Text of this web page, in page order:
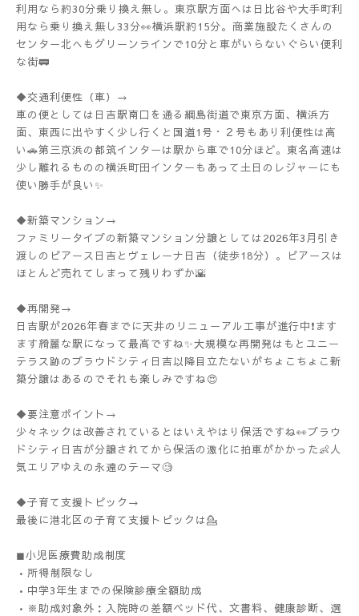
利用なら約30分乗り換え無し。東京駅方面へは日比谷や大手町利
用なら乗り換え無し33分👀横浜駅約15分。商業施設たくさんの
センター北へもグリーンラインで10分と車がいらないぐらい便利
な街🚃
◆交通利便性（車）→
車の便としては日吉駅南口を通る綱島街道で東京方面、横浜方
面、東西に出やすく少し行くと国道1号・２号もあり利便性は高
い🚗第三京浜の都筑インターは駅から車で10分ほど。東名高速は
少し離れるものの横浜町田インターもあって土日のレジャーにも
使い勝手が良い✨
◆新築マンション→
ファミリータイプの新築マンション分譲としては2026年3月引き
渡しのピアース日吉とヴェレーナ日吉（徒歩18分）。ピアースは
ほとんど売れてしまって残りわずか🌇
◆再開発→
日吉駅が2026年春までに天井のリニューアル工事が進行中❗️ます
ます綺麗な駅になって最高ですね✨大規模な再開発はもとユニー
テラス跡のプラウドシティ日吉以降目立たないがちょこちょこ新
築分譲はあるのでそれも楽しみですね😍
◆要注意ポイント→
少々ネックは改善されているとはいえやはり保活ですね👀プラウ
ドシティ日吉が分譲されてから保活の激化に拍車がかかった👶人
気エリアゆえの永遠のテーマ🧐
◆子育て支援トピック→
最後に港北区の子育て支援トピックは💁
◼︎小児医療費助成制度
•所得制限なし
•中学3年生までの保険診療全額助成
•※助成対象外：入院時の差額ベッド代、文書料、健康診断、選